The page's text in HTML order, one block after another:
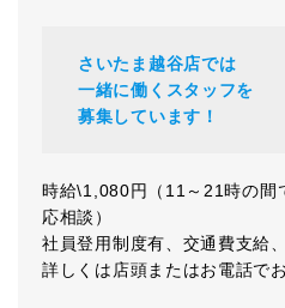
さいたま越谷店では
一緒に働くスタッフを
募集しています！
時給\1,080円（11～21時の間
応相談）
社員登用制度有、交通費支給
詳しくは店頭またはお電話で